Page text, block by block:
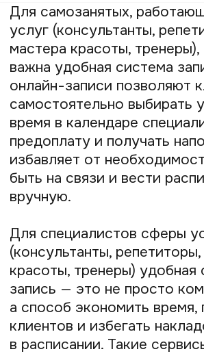
базу знаний и CRM. Удобен для
комплексного планирования и учёта
клиентов.
— гибкая система для управления
проектами с визуальными досками,
аналитикой и автоматизацией
процессов.
Miro— онлайн-доска для совместной
работы и брейнштормов, подходит для
визуализации идей и планов.
Notion, Trello, Todoist — популярные
платформы для ведения личных
и рабочих задач, базы знаний
Finmap и CoinKeeper — для учёта
финансов, анализа доходов и расходов
в реальном времени.
Современные предприниматели
стараются совмещать таск-менеджеры
с финансовой аналитикой, чтобы
не только планировать задачи,
но и прогнозировать прибыль.